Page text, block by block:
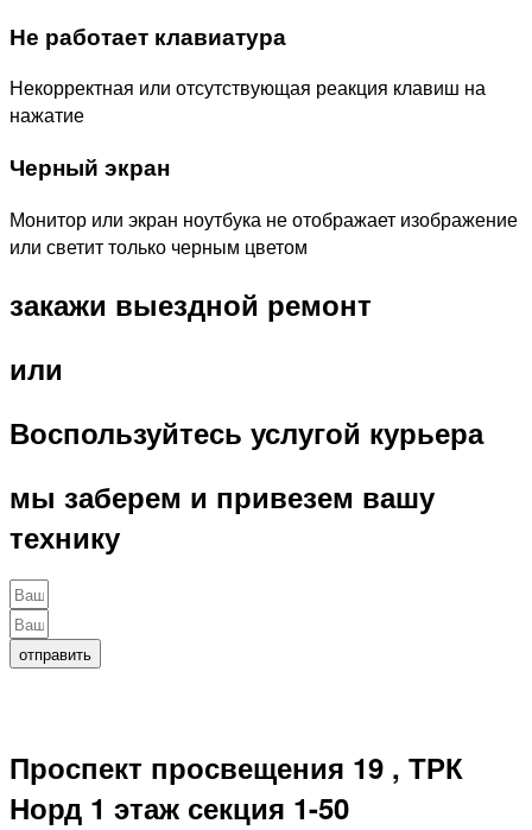
Не работает клавиатура
Некорректная или отсутствующая реакция клавиш на
нажатие
Черный экран
Монитор или экран ноутбука не отображает изображение
или светит только черным цветом
закажи выездной ремонт
или
Воспользуйтесь услугой курьера
мы заберем и привезем вашу
технику
отправить
Проспект просвещения 19 , ТРК
Норд 1 этаж секция 1-50